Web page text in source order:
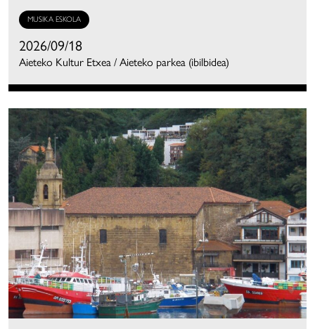
MUSIKA ESKOLA
2026/09/18
Aieteko Kultur Etxea / Aieteko parkea (ibilbidea)